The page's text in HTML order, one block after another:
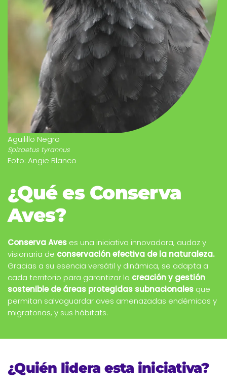
Aguilillo Negro
Spizaetus tyrannus
Foto: Angie Blanco
¿Qué es Conserva
Aves?
Conserva Aves es una iniciativa innovadora, audaz y
visionaria de conservación efectiva de la naturaleza.
Gracias a su esencia versátil y dinámica, se adapta a
cada territorio para garantizar la creación y gestión
sostenible de áreas protegidas subnacionales que
permitan salvaguardar aves amenazadas endémicas y
migratorias, y sus hábitats.
¿Quién lidera esta iniciativa?